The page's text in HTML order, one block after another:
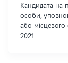
Кандидата на
особи,
або
2021